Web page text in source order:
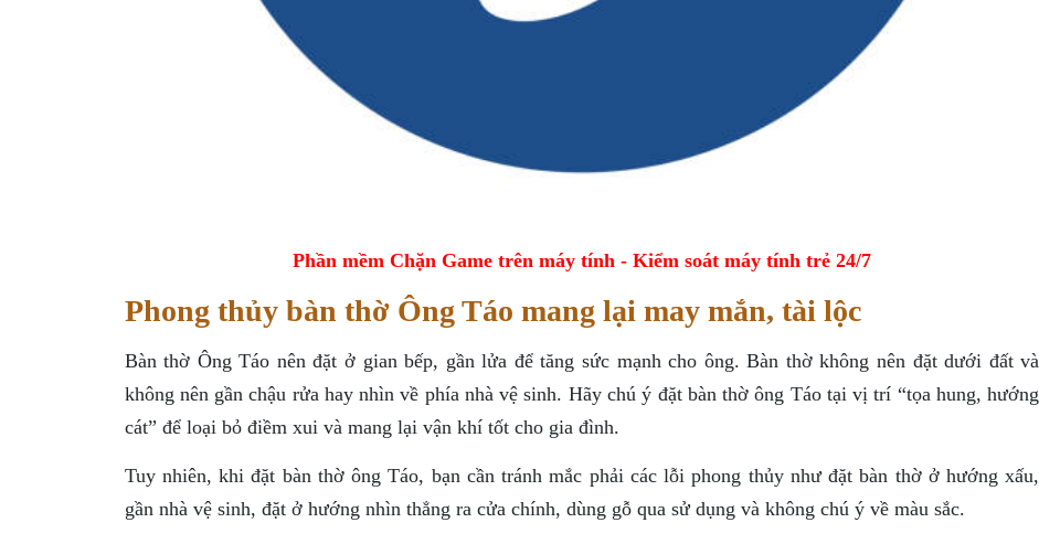
Phần mềm Chặn Game trên máy tính - Kiểm soát máy tính trẻ 24/7
Phong thủy bàn thờ Ông Táo mang lại may mắn, tài lộc
Bàn thờ Ông Táo nên đặt ở gian bếp, gần lửa để tăng sức mạnh cho ông. Bàn thờ không nên đặt dưới đất và
không nên gần chậu rửa hay nhìn về phía nhà vệ sinh. Hãy chú ý đặt bàn thờ ông Táo tại vị trí “tọa hung, hướng
cát” để loại bỏ điềm xui và mang lại vận khí tốt cho gia đình.
Tuy nhiên, khi đặt bàn thờ ông Táo, bạn cần tránh mắc phải các lỗi phong thủy như đặt bàn thờ ở hướng xấu,
gần nhà vệ sinh, đặt ở hướng nhìn thẳng ra cửa chính, dùng gỗ qua sử dụng và không chú ý về màu sắc.